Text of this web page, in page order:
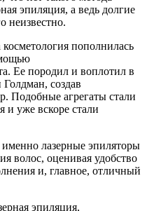
эпиляция, а ведь долгие
неизвестно.
пополнилась
Ее породил и воплотил в
создав
Подобные агрегаты стали
и уже вскоре стали
лазерные эпиляторы
волос, оценивая удобство
и, главное, отличный
эпиляция,